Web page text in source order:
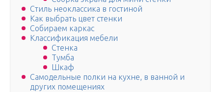
Стиль неоклассика в гостиной
Как выбрать цвет стенки
Собираем каркас
Классификация мебели
Стенка
Тумба
Шкаф
Самодельные полки на кухне, в ванной и
других помещениях